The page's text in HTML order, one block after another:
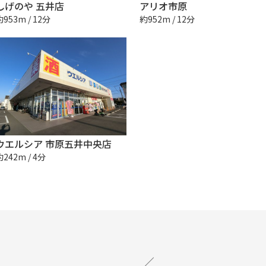
げのや 五井店
953m / 12分
アリオ市原
約952m / 12分
エルシア 市原五井中央店
242m / 4分